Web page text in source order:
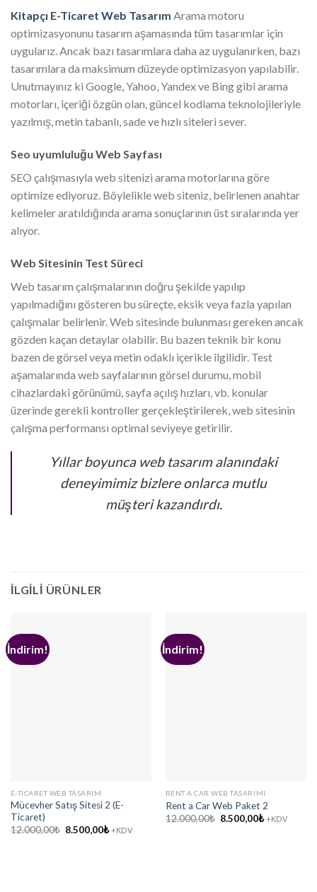
Kitapçı E-Ticaret Web Tasarım Arama motoru
optimizasyonunu tasarım aşamasında tüm tasarımlar için
uygularız. Ancak bazı tasarımlara daha az uygulanırken, bazı
tasarımlara da maksimum düzeyde optimizasyon yapılabilir.
Unutmayınız ki Google, Yahoo, Yandex ve Bing gibi arama
motorları, içeriği özgün olan, güncel kodlama teknolojileriyle
yazılmış, metin tabanlı, sade ve hızlı siteleri sever.
Seo uyumluluğu Web Sayfası
SEO çalışmasıyla web sitenizi arama motorlarına göre
optimize ediyoruz. Böylelikle web siteniz, belirlenen anahtar
kelimeler aratıldığında arama sonuçlarının üst sıralarında yer
alıyor.
Web Sitesinin Test Süreci
Web tasarım çalışmalarının doğru şekilde yapılıp
yapılmadığını gösteren bu süreçte, eksik veya fazla yapılan
çalışmalar belirlenir. Web sitesinde bulunması gereken ancak
gözden kaçan detaylar olabilir. Bu bazen teknik bir konu
bazen de görsel veya metin odaklı içerikle ilgilidir. Test
aşamalarında web sayfalarının görsel durumu, mobil
cihazlardaki görünümü, sayfa açılış hızları, vb. konular
üzerinde gerekli kontroller gerçekleştirilerek, web sitesinin
çalışma performansı optimal seviyeye getirilir.
Yıllar boyunca web tasarım alanındaki
deneyimimiz bizlere onlarca mutlu
müşteri kazandırdı.
İLGILI ÜRÜNLER
İndirim!
E-TICARET WEB TASARIM
Mücevher Satış Sitesi 2 (E-
Ticaret)
12.000,00₺ Orijinal
8.500,00₺Şu
+KDV
İndirim!
RENT A CAR WEB TASARIMI
Rent a Car Web Paket 2
12.000,00₺ Orijinal
8.500,00₺Şu
+KDV